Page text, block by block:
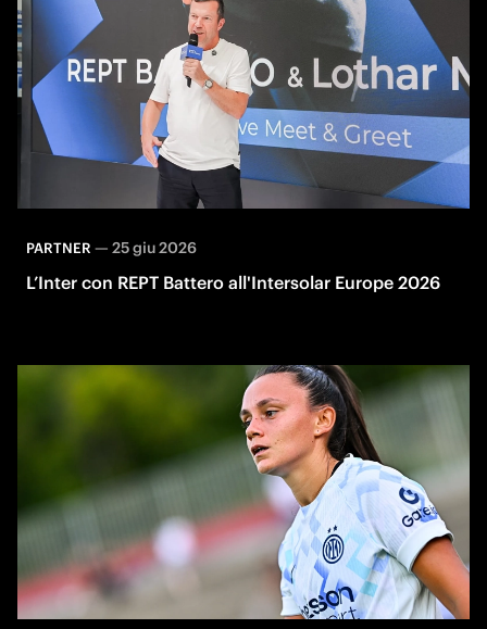
PARTNER — 25 giu 2026
L’Inter con REPT Battero all'Intersolar Europe 2026